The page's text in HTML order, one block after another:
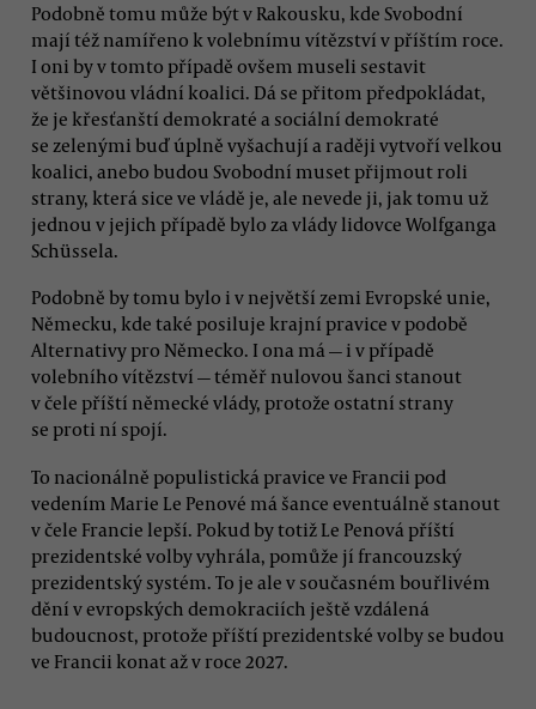
Podobně tomu může být v Rakousku, kde Svobodní
mají též namířeno k volebnímu vítězství v příštím roce.
I oni by v tomto případě ovšem museli sestavit
většinovou vládní koalici. Dá se přitom předpokládat,
že je křesťanští demokraté a sociální demokraté
se zelenými buď úplně vyšachují a raději vytvoří velkou
koalici, anebo budou Svobodní muset přijmout roli
strany, která sice ve vládě je, ale nevede ji, jak tomu už
jednou v jejich případě bylo za vlády lidovce Wolfganga
Schüssela.
Podobně by tomu bylo i v největší zemi Evropské unie,
Německu, kde také posiluje krajní pravice v podobě
Alternativy pro Německo. I ona má — i v případě
volebního vítězství — téměř nulovou šanci stanout
v čele příští německé vlády, protože ostatní strany
se proti ní spojí.
To nacionálně populistická pravice ve Francii pod
vedením Marie Le Penové má šance eventuálně stanout
v čele Francie lepší. Pokud by totiž Le Penová příští
prezidentské volby vyhrála, pomůže jí francouzský
prezidentský systém. To je ale v současném bouřlivém
dění v evropských demokraciích ještě vzdálená
budoucnost, protože příští prezidentské volby se budou
ve Francii konat až v roce 2027.